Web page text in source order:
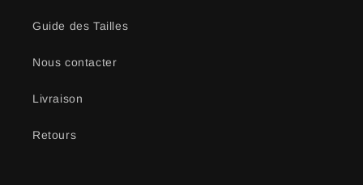
Guide des Tailles
Nous contacter
Livraison
Retours